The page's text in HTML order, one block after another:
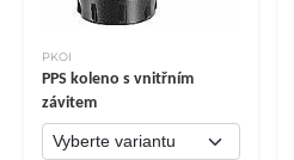
PKOI
PPS koleno s vnitřním
závitem